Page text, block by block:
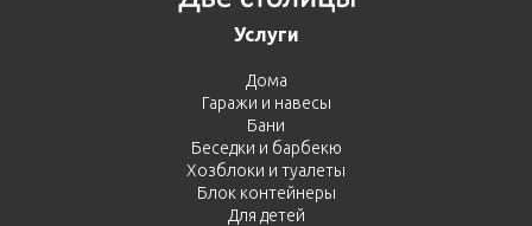
Услуги
Дома
Гаражи и навесы
Бани
Беседки и барбекю
Хозблоки и туалеты
Блок контейнеры
Для детей